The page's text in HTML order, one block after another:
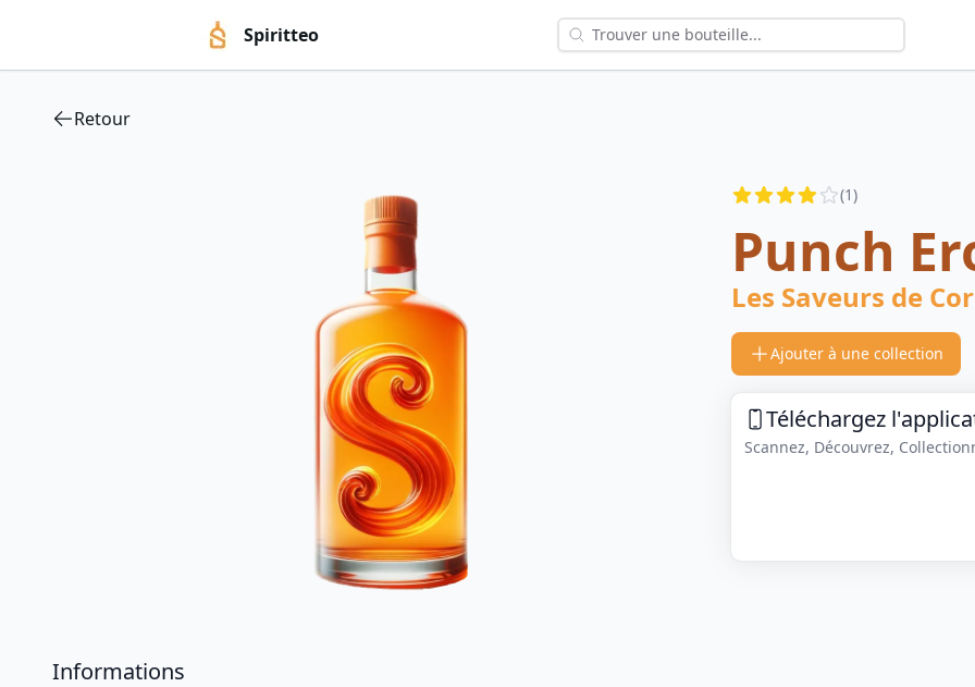
Spiritteo
Retour
Reviews (1)
Punch
Les Saveurs de
Ajouter à une collection
Téléchargez
Scannez, Découvrez,
Informations